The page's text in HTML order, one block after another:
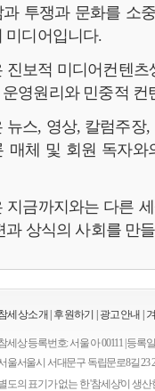
과 투쟁과 문화를 소
미디어입니다.
진보적 미디어컨텐
영원리와 민중적
뉴스, 영상, 칼럼주
매체 및 회원 독자와
지금까지와는 다른
과 상식의 사회를 만
세상소개 후원하기 광고안내
세상 등록번호: 서울 아 00111 | 등록
울서울시 서대문구 독립문로8길 23
도의 표기가 없는 한 '참세상'이 생